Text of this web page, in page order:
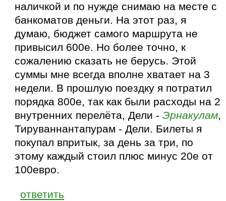
наличкой и по нужде снимаю на месте с
банкоматов деньги. На этот раз, я
думаю, бюджет самого маршрута не
привысил 600е. Но более точно, к
сожалению сказать не берусь. Этой
суммы мне всегда вполне хватает на 3
недели. В прошлую поездку я потратил
порядка 800е, так как были расходы на 2
внутренних перелёта, Дели -Эрнакулам,
Тируваннантапурам - Дели. Билеты я
покупал впритык, за день за три, по
этому каждый стоил плюс минус 20е от
100евро.
ответить